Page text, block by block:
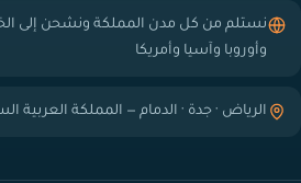
نستلم من كل مدن المملكة ونشحن إلى
وأوروبا وآسيا وأمريكا
الرياض · جدة · الدمام — المملكة العربية